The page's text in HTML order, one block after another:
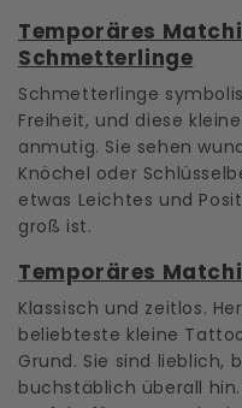
Temporäres
Schmetterlinge
Schmetterlinge
Freiheit, und diese
anmutig. Sie sehen
Knöchel oder
etwas Leichtes und
groß ist.
Temporäres
Klassisch und zeitlos.
beliebteste kleine
Grund. Sie sind lieblich,
buchstäblich überall